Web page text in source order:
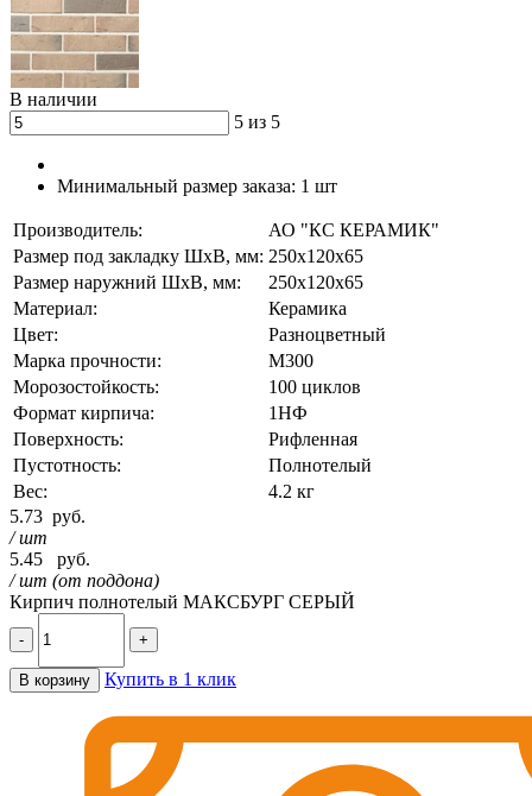
В наличии
5 из 5
Минимальный размер заказа: 1 шт
Производитель:
АО "КС КЕРАМИК"
Размер под закладку ШхВ, мм: 250х120х65
Размер наружний ШхВ, мм:
250х120х65
Материал:
Керамика
Цвет:
Разноцветный
Марка прочности:
М300
Морозостойкость:
100 циклов
Формат кирпича:
1НФ
Поверхность:
Рифленная
Пустотность:
Полнотелый
Вес:
4.2 кг
5.73 руб.
/ шт
5.45
руб.
/ шт (от поддона)
Кирпич полнотелый МАКСБУРГ СЕРЫЙ
- +
В корзину Купить в 1 клик